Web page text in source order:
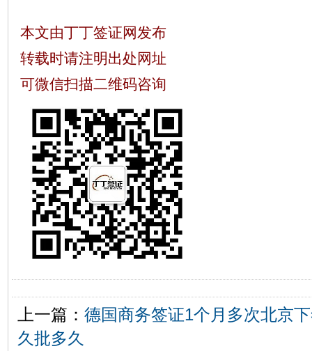
本文由丁丁签证网发布
转载时请注明出处网址
可微信扫描二维码咨询
上一篇： 德国商务签证1个月多次北京
久批多久